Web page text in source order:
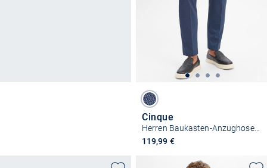
Cinque
Herren Baukasten-Anzughose - Cibeppe
119,99 €